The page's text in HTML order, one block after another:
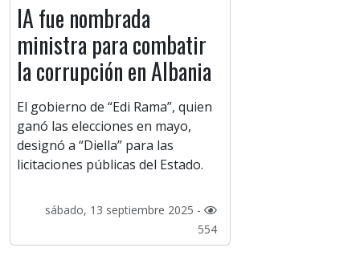
IA fue nombrada
ministra para combatir
la corrupción en Albania
El gobierno de “Edi Rama”, quien
ganó las elecciones en mayo,
designó a “Diella” para las
licitaciones públicas del Estado.
sábado, 13 septiembre 2025 -
554